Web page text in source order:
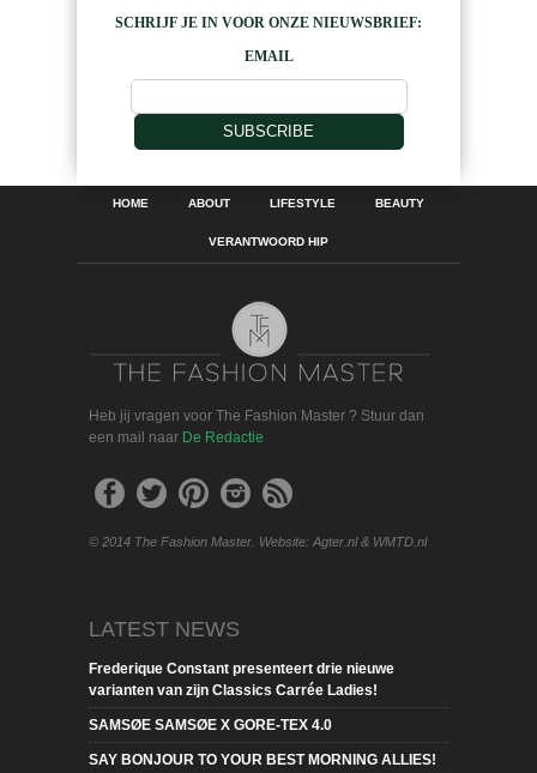
SCHRIJF JE IN VOOR ONZE NIEUWSBRIEF:
EMAIL
SUBSCRIBE
HOME ABOUT LIFESTYLE BEAUTY
VERANTWOORD HIP
Heb jij vragen voor The Fashion Master ? Stuur dan
een mail naar De Redactie
© 2014 The Fashion Master. Website: Agter.nl & WMTD.nl
LATEST NEWS
Frederique Constant presenteert drie nieuwe
varianten van zijn Classics Carrée Ladies!
SAMSØE SAMSØE X GORE-TEX 4.0
SAY BONJOUR TO YOUR BEST MORNING ALLIES!